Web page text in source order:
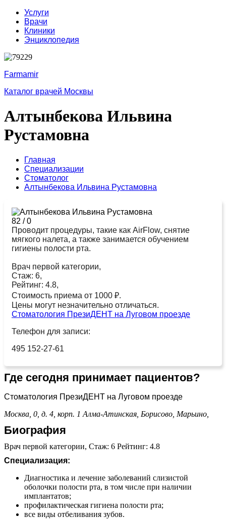
Услуги
Врачи
Клиники
Энциклопедия
Farmamir
Каталог врачей Москвы
Алтынбекова Ильвина
Рустамовна
Главная
Специализации
Стоматолог
Алтынбекова Ильвина Рустамовна
82 /0
Проводит процедуры, такие как AirFlow, снятие
мягкого налета, а также занимается обучением
гигиены полости рта.
Врач первой категории,
Стаж: 6,
Рейтинг: 4.8,
Стоимость приема от 1000 ₽.
Цены могут незначительно отличаться.
Стоматология ПрезиДЕНТ на Луговом проезде
Телефон для записи:
495 152-27-61
Где сегодня принимает пациентов?
Стоматология ПрезиДЕНТ на Луговом проезде
Москва, 0, д. 4, корп. 1 Алма-Атинская, Борисово, Марьино,
Биография
Врач первой категории, Стаж: 6 Рейтинг: 4.8
Специализация:
Диагностика и лечение заболеваний слизистой
оболочки полости рта, в том числе при наличии
имплантатов;
профилактическая гигиена полости рта;
все виды отбеливания зубов.